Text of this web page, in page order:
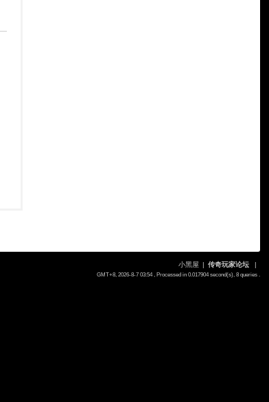
小黑屋 | 传奇玩家论坛 |
GMT+8, 2026-8-7 03:54, Processed in 0.017904 second(s), 8 queries .